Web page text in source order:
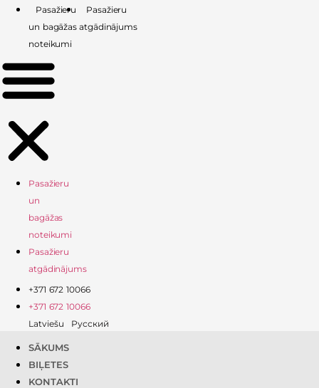
Skip
content
Pasažieru
un bagāžas
noteikumi
Pasažieru
atgādinājums
Pasažieru
un
bagāžas
noteikumi
Pasažieru
atgādinājums
+371 672 10066
+371 672 10066
Latviešu
Русский
SĀKUMS
BIĻETES
KONTAKTI